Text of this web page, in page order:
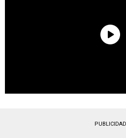
PUBLICIDAD